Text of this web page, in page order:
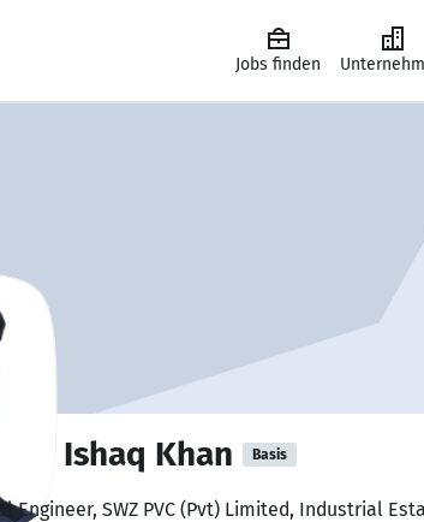
Jobs finden
Ishaq Khan Basis
Engineer, SWZ PVC (Pvt) Limited, Industrial